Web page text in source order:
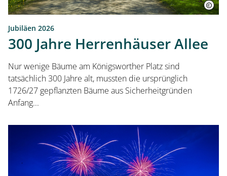
Jubiläen 2026
300 Jahre Herrenhäuser Allee
Nur wenige Bäume am Königsworther Platz sind
tatsächlich 300 Jahre alt, mussten die ursprünglich
1726/27 gepflanzten Bäume aus Sicherheitgründen
Anfang...